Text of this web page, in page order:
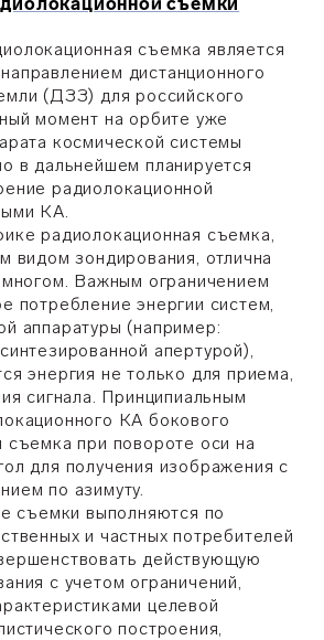
съемка является
дистанционного
(ДЗЗ) для российского
момент на орбите уже
космической системы
в дальнейшем планируется
радиолокационной
КА.
радиолокационная съемка,
видом зондирования, отлична
многом. Важным ограничением
потребление энергии систем,
аппаратуры (например:
апертурой),
энергия не только для приема,
сигнала. Принципиальным
КА бокового
съемка при повороте оси на
для получения изображения с
по азимуту.
съемки выполняются по
и частных потребителей
действующую
с учетом ограничений,
целевой
построения,